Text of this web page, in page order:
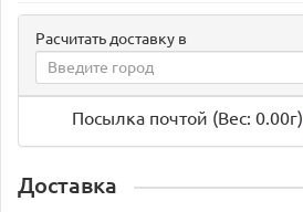
Расчитать доставку в
Посылка почтой (Вес: 0.00г)
Доставка